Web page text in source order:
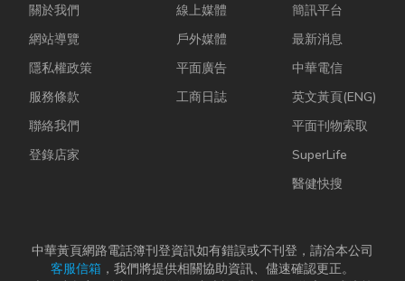
關於我們
網站導覽
隱私權政策
服務條款
聯絡我們
登錄店家
線上媒體
戶外媒體
平面廣告
工商日誌
簡訊平台
最新消息
中華電信
英文黃頁(ENG)
平面刊物索取
SuperLife
醫健快搜
中華黃頁網路電話簿刊登資訊如有錯誤或不刊登，請洽本公司
客服信箱 ，我們將提供相關協助資訊、儘速確認更正。